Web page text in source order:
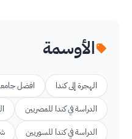
الأوسمة
الهجرة إلى كندا
افضل
الدراسة في كندا للمصريين
الدراسة في كندا للسوريين